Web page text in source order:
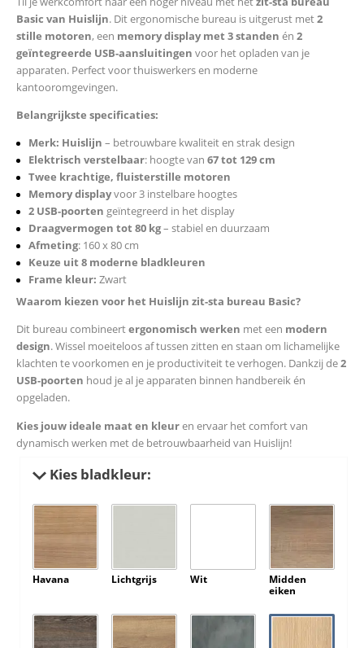
Basic van Huislijn. Dit ergonomische bureau is uitgerust met2
stille motoren, een memory display met 3 standen én 2
geïntegreerde USB-aansluitingen voor het opladen van je
apparaten. Perfect voor thuiswerkers en moderne
kantooromgevingen.
Belangrijkste specificaties:
Merk: Huislijn – betrouwbare kwaliteit en strak design
Elektrisch verstelbaar: hoogte van 67 tot 129 cm
Twee krachtige, fluisterstille motoren
Memory displayvoor 3 instelbare hoogtes
2 USB-poorten geïntegreerd in het display
Draagvermogen tot 80 kg– stabiel en duurzaam
Afmeting: 160 x 80 cm
Keuze uit 8 moderne bladkleuren
Frame kleur: Zwart
Waarom kiezen voor het Huislijn zit-sta bureau Basic?
Dit bureau combineertergonomisch werken met een modern
design. Wissel moeiteloos af tussen zitten en staan om lichamelijke
klachten te voorkomen en je productiviteit te verhogen. Dankzij de2
USB-poorten houd je al je apparaten binnen handbereik én
opgeladen.
Kies jouw ideale maat en kleuren ervaar het comfort van
dynamisch werken met de betrouwbaarheid van Huislijn!
Kies bladkleur:
Havana Lichtgrijs Wit
Midden
eiken